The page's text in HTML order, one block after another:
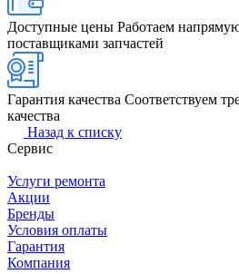
Доступные цены Работаем
поставщиками запчастей
Гарантия качества Соответствуем
качества
Назад к списку
Сервис
Услуги ремонта
Акции
Бренды
Условия оплаты
Гарантия
Компания